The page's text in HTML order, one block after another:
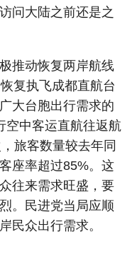
问大陆之前还是之
推动恢复两岸航线
复执飞成都直航台
大台胞出行需求的
空中客运直航往返航
旅客数量较去年同
座率超过85%。这
往来需求旺盛，要
。民进党当局应顺
民众出行需求。